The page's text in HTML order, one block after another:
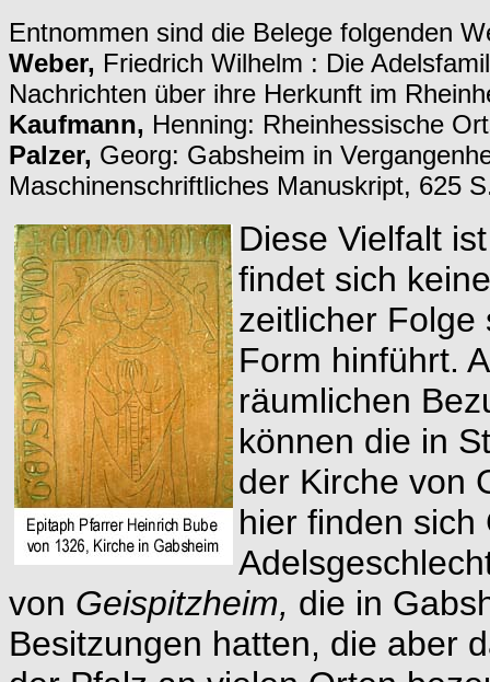
Entnommen sind die Belege folgenden
Weber, Friedrich Wilhelm : Die
Nachrichten über ihre Herkunft im
Kaufmann, Henning: Rheinhessische
Palzer, Georg: Gabsheim in
Maschinenschriftliches Manuskript, 625
Diese Vielfalt
findet sich
zeitlicher Folge
Form hinführt.
räumlichen
können die in
der Kirche von
hier finden
von Geispitzheim, die in
Besitzungen hatten, die aber